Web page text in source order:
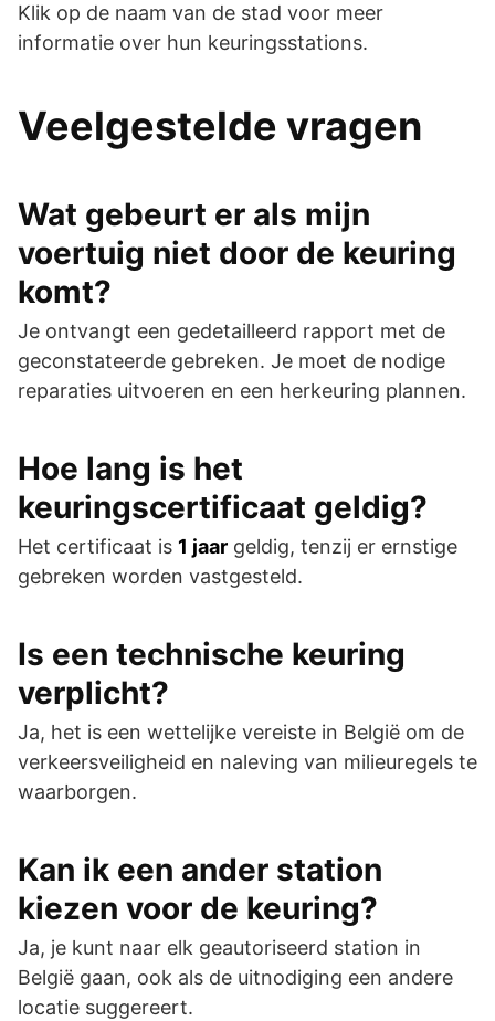
Klik op de naam van de stad voor meer
informatie over hun keuringsstations.
Veelgestelde vragen
Wat gebeurt er als mijn
voertuig niet door de keuring
komt?
Je ontvangt een gedetailleerd rapport met de
geconstateerde gebreken. Je moet de nodige
reparaties uitvoeren en een herkeuring plannen.
Hoe lang is het
keuringscertificaat geldig?
Het certificaat is 1 jaar geldig, tenzij er ernstige
gebreken worden vastgesteld.
Is een technische keuring
verplicht?
Ja, het is een wettelijke vereiste in België om de
verkeersveiligheid en naleving van milieuregels te
waarborgen.
Kan ik een ander station
kiezen voor de keuring?
Ja, je kunt naar elk geautoriseerd station in
België gaan, ook als de uitnodiging een andere
locatie suggereert.